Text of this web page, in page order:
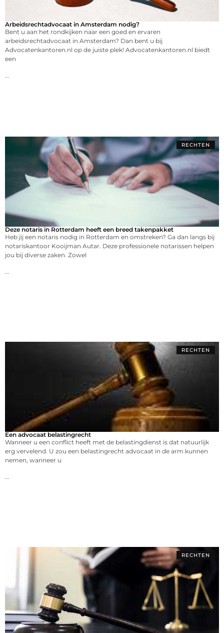
Arbeidsrechtadvocaat in Amsterdam nodig?
Bent u aan het rondkijken naar een goed en ervaren
arbeidsrechtadvocaat in Amsterdam? Dan bent u bij
Advocatenkantoren.nl op de juiste plek! Advocatenkantoren.nl biedt
een
RECHTEN
Deze notaris in Rotterdam heeft een breed takenpakket
Heb jij een notaris nodig in Rotterdam en omstreken? Ga dan langs bij
notariskantoor Kooijman Autar. Deze professionele notarissen helpen
jou bij diverse zaken. Zowel
RECHTEN
Een advocaat belastingrecht
Wanneer u een conflict heeft met de belastingdienst is dat natuurlijk
erg vervelend. U zou een belastingrecht advocaat in de arm kunnen
nemen, wanneer u
RECHTEN